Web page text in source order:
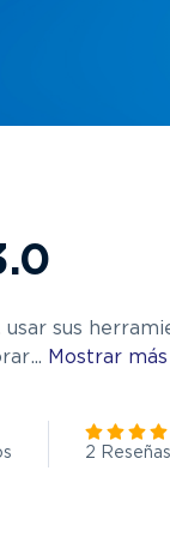
sus
... Mostrar más
2 Reseñas